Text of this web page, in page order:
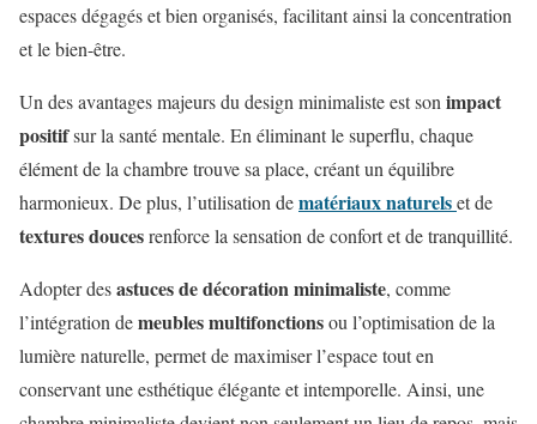
espaces dégagés et bien organisés, facilitant ainsi la concentration
et le bien-être.
Un des avantages majeurs du design minimaliste est son impact
positifsur la santé mentale. En éliminant le superflu, chaque
élément de la chambre trouve sa place, créant un équilibre
harmonieux. De plus, l’utilisation dematériaux naturelset de
textures doucesrenforce la sensation de confort et de tranquillité.
Adopter desastuces de décoration minimaliste, comme
l’intégration demeubles multifonctionsou l’optimisation de la
lumière naturelle, permet de maximiser l’espace tout en
conservant une esthétique élégante et intemporelle. Ainsi, une